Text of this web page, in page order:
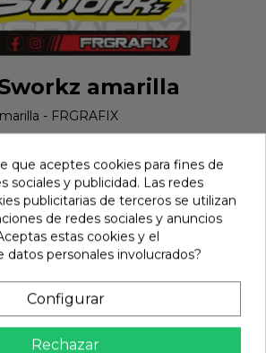
amarilla
- FRGRAFIX
Avisarme
que aceptes cookies para fines de
sociales y publicidad. Las redes
publicitarias de terceros se utilizan
de redes sociales y anuncios
estas cookies y el
personales involucrados?
Configurar
Rechazar